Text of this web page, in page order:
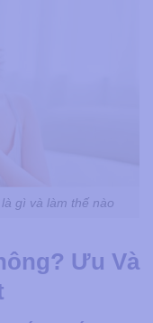
gì và làm thế nào
Ưu Và